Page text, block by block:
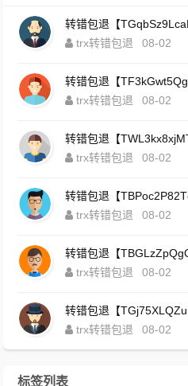
trx转错包退
08-02
trx转错包退
08-02
trx转错包退
08-02
trx转错包退
08-02
trx转错包退
08-02
trx转错包退
08-02
标签列表